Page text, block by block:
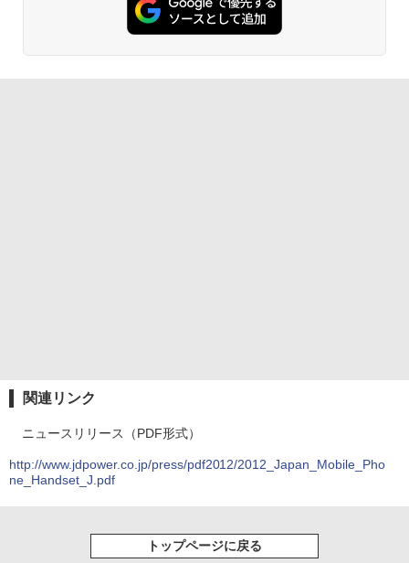
関連リンク
ニュースリリース（PDF形式）
http://www.jdpower.co.jp/press/pdf2012/2012_Japan_Mobile_Pho
ne_Handset_J.pdf
トップページに戻る